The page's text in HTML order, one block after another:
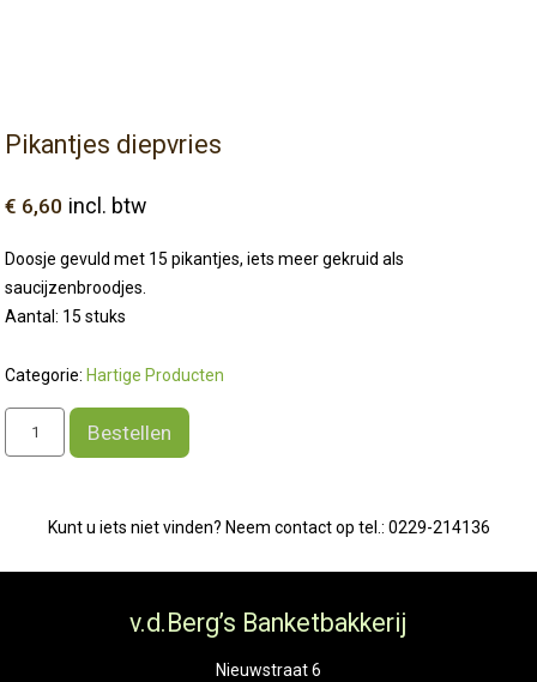
Pikantjes diepvries
€ 6,60 incl. btw
Doosje gevuld met 15 pikantjes, iets meer gekruid als
saucijzenbroodjes.
Aantal: 15 stuks
Categorie: Hartige Producten
Pikantjes
diepvries
Bestellen
Kunt u iets niet vinden? Neem contact op tel.: 0229-214136
v.d.Berg’s Banketbakkerij
Nieuwstraat 6